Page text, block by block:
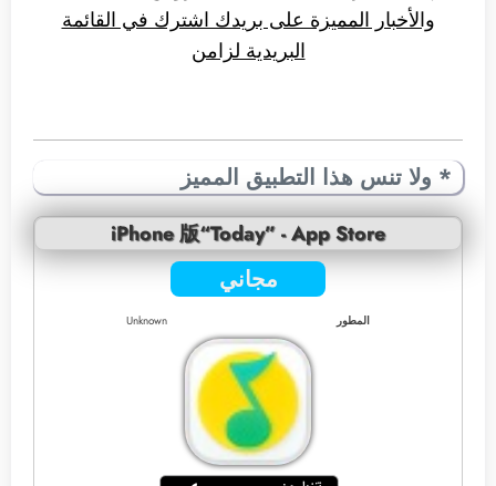
والأخبار المميزة على بريدك اشترك في القائمة
البريدية لزامن
* ولا تنس هذا التطبيق المميز
iPhone 版“Today” - App Store
مجاني
المطور Unknown